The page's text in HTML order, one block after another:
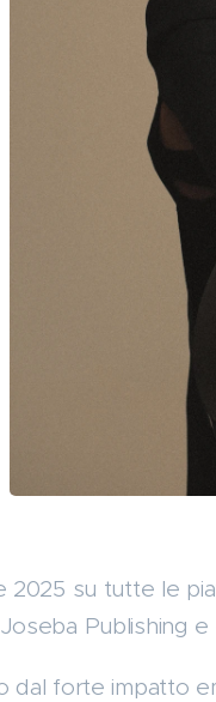
2025 su tutte le
Publishing
dal forte impatto